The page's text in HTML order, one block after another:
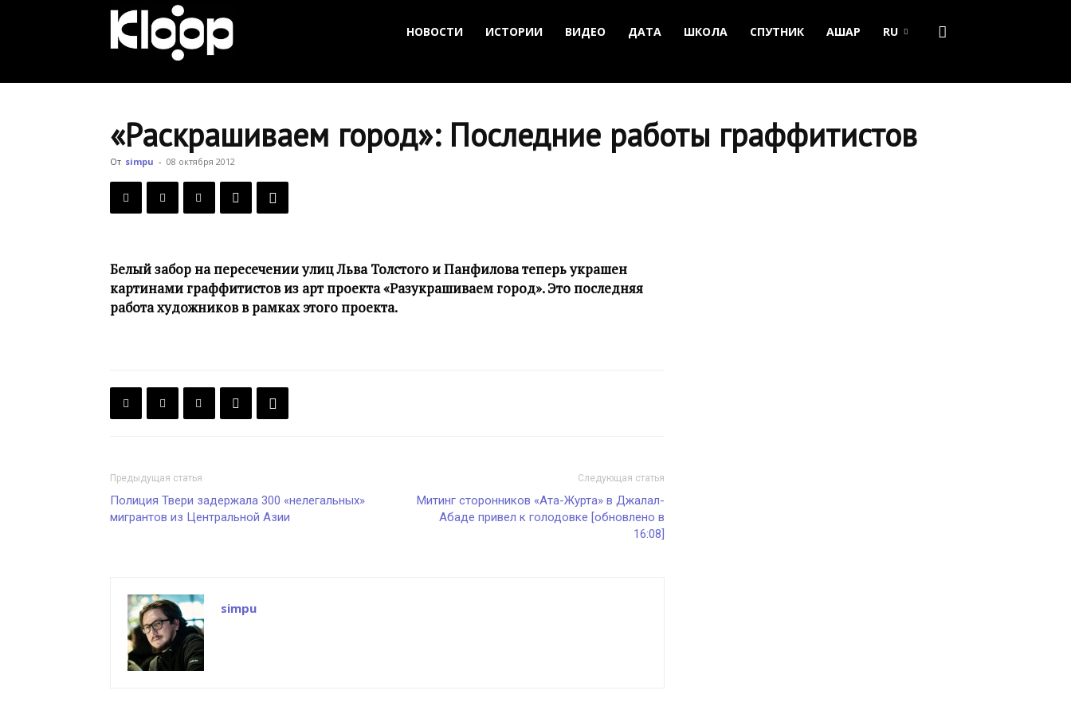
Новости
НОВОСТИ ИСТОРИИ ВИДЕО ДАТА ШКОЛА СПУТНИК АШАР RU
«Раскрашиваем город»: Последние работы граффитистов
От simpu - 08 октября 2012
Белый забор на пересечении улиц Льва Толстого и Панфилова теперь украшен
картинами граффитистов из арт проекта «Разукрашиваем город». Это последняя
работа художников в рамках этого проекта.
Предыдущая статья
Полиция Твери задержала 300 «нелегальных»
мигрантов из Центральной Азии
Следующая статья
Митинг сторонников «Ата-Журта» в Джалал-
Абаде привел к голодовке [обновлено в
16:08]
simpu